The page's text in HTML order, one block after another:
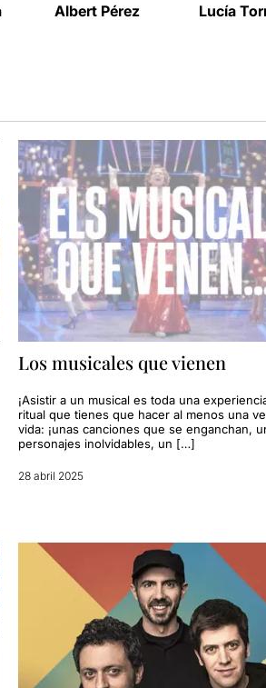
Albert Pérez Lucía
Los musicales que vienen
¡Asistir a un musical es toda una
ritual que tienes que hacer al menos una
vida: ¡unas canciones que se enganchan,
personajes inolvidables, un […]
28 abril 2025